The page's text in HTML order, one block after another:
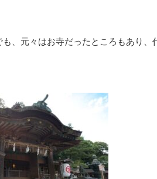
も、元々はお寺だったところもあり